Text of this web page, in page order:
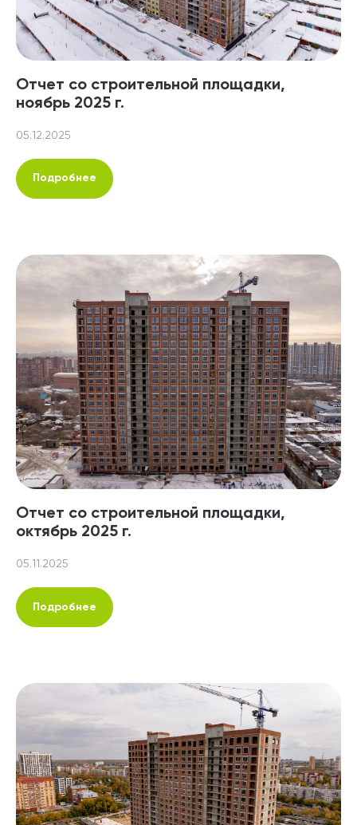
Отчет со строительной площадки,
ноябрь 2025 г.
05.12.2025
Подробнее
Отчет со строительной площадки,
октябрь 2025 г.
05.11.2025
Подробнее